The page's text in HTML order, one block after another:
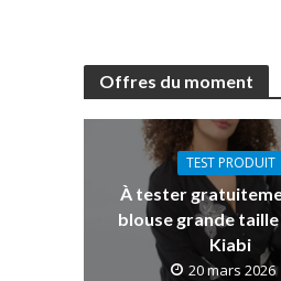
Offres du moment
TEST PRODUIT
À tester
blouse grande
Kiabi
20 mars 2026